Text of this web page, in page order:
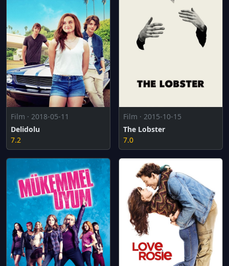
Film · 2018-05-11
Delidolu
7.2
Film · 2015-10-15
The Lobster
7.0